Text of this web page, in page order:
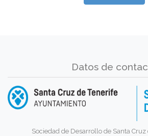
Datos de
Sociedad de Desarrollo de Santa Cruz